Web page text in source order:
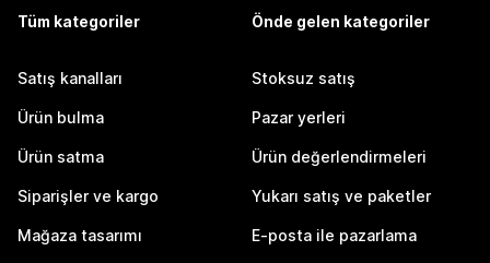
Tüm kategoriler
Satış kanalları
Ürün bulma
Ürün satma
Siparişler ve kargo
Mağaza tasarımı
Önde gelen kategoriler
Stoksuz satış
Pazar yerleri
Ürün değerlendirmeleri
Yukarı satış ve paketler
E-posta ile pazarlama